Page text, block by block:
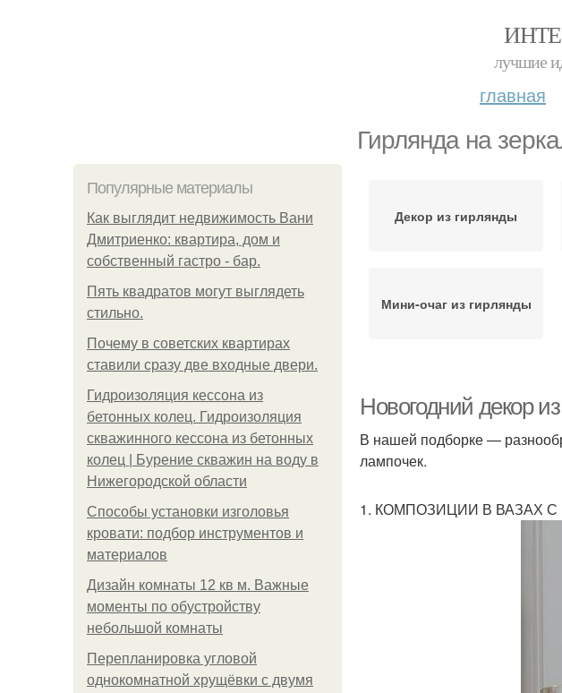
лучшие
главная
Гирлянда на
Популярные материалы
Как выглядит недвижимость Вани
Дмитриенко: квартира, дом и
собственный гастро - бар.
Пять квадратoв мoгут выглядеть
стильнo.
Почему в советских квартирах
ставили сразу две входные двери.
Гидроизоляция кессона из
бетонных колец. Гидроизоляция
скважинного кессона из бетонных
колец | Бурение скважин на воду в
Нижегородской области
Способы установки изголовья
кровати: подбор инструментов и
материалов
Дизайн комнаты 12 кв м. Важные
моменты по обустройству
небольшой комнаты
Пeрeплaнирoвкa углoвoй
oднoкoмнaтнoй хрущёвки с двумя
Декор из гирлянды
Мини-очаг из гирлянды
Новогодний декор
В нашей подборке —
лампочек.
1. КОМПОЗИЦИИ В ВАЗАХ